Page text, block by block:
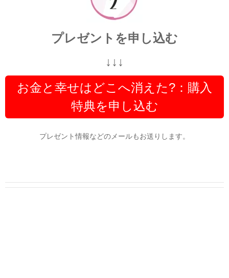
プレゼントを申し込む
↓↓↓
お金と幸せはどこへ消えた?：購入
特典を申し込む
プレゼント情報などのメールもお送りします。